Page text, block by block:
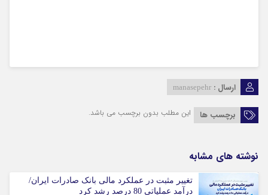
ارسال : manasepehr
برچسب ها این مطلب بدون برچسب می باشد.
نوشته های مشابه
تغییر مثبت در عملکرد مالی بانک صادرات ایران/
درآمد عملیاتی 80 درصد رشد کرد